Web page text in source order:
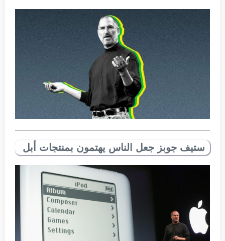
ستيف جوبز جعل الناس يهتمون بمنتجات أبل